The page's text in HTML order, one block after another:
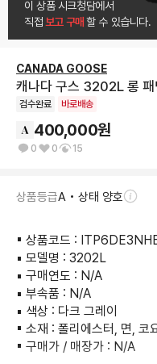
이 상품 시크청담에서
직접 보고 구매 할 수 있습니다.
CANADA GOOSE
캐나다 구스 3202L 롱 패
검수완료 바로배송
400,000원
0 0 15
상품등급A • 상태 양호
▪︎ 상품코드 :
▪︎ 모델명 : 3202L
▪︎ 구매연도 : N/A
▪︎ 부속품 : N/A
▪︎ 색상 : 다크 그레이
▪︎ 소재 : 폴리에스터, 면, 코
▪︎ 구매가 / 매장가 : N/A